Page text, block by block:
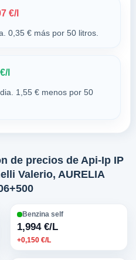
€/l
0,35 € más por 50 litros.
l
1,55 € menos por 50
de precios de Api-Ip IP
Valerio, AURELIA
Benzina self
1,994 €/L
+0,150 €/L